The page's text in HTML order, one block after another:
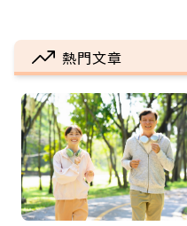
熱門文章